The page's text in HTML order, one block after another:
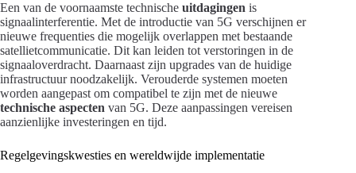
Een van de voornaamste technische uitdagingen is
signaalinterferentie. Met de introductie van 5G verschijnen er
nieuwe frequenties die mogelijk overlappen met bestaande
satellietcommunicatie. Dit kan leiden tot verstoringen in de
signaaloverdracht. Daarnaast zijn upgrades van de huidige
infrastructuur noodzakelijk. Verouderde systemen moeten
worden aangepast om compatibel te zijn met de nieuwe
technische aspecten van 5G. Deze aanpassingen vereisen
aanzienlijke investeringen en tijd.
Regelgevingskwesties en wereldwijde implementatie